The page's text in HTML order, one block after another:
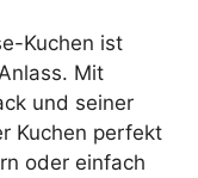
Kuchen ist
Mit
und seiner
Kuchen perfekt
oder einfach